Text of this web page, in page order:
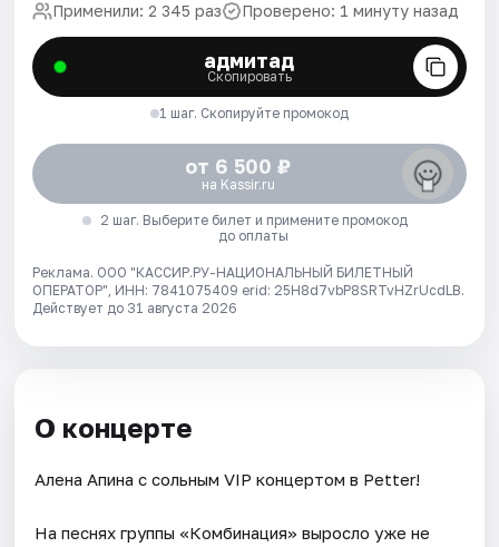
Применили: 2 345 раз Проверено: 1 минуту назад
адмитад
Скопировать
1 шаг. Скопируйте промокод
от 6 500 ₽
на Kassir.ru
2 шаг. Выберите билет и примените промокод
до оплаты
Реклама. ООО "КАССИР.РУ-НАЦИОНАЛЬНЫЙ БИЛЕТНЫЙ
ОПЕРАТОР", ИНН: 7841075409 erid: 25H8d7vbP8SRTvHZrUcdLB.
Действует до 31 августа 2026
О концерте
Алена Апина с сольным VIP концертом в Petter!
На песнях группы «Комбинация» выросло уже не